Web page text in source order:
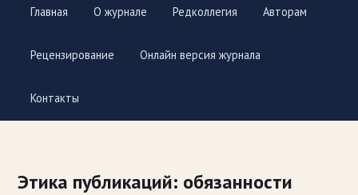
Главная О журнале Редколлегия Авторам
Рецензирование Онлайн версия журнала
Контакты
Этика публикаций: обязанности